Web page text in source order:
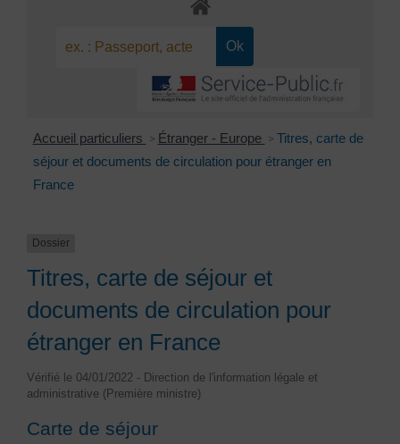
Accueil particuliers > Étranger - Europe > Titres, carte de
séjour et documents de circulation pour étranger en
France
Dossier
Titres, carte de séjour et
documents de circulation pour
étranger en France
Vérifié le 04/01/2022 - Direction de l'information légale et
administrative (Première ministre)
Carte de séjour